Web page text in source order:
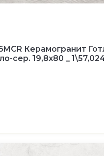
Керамогранит
сер. 19,8x80 _